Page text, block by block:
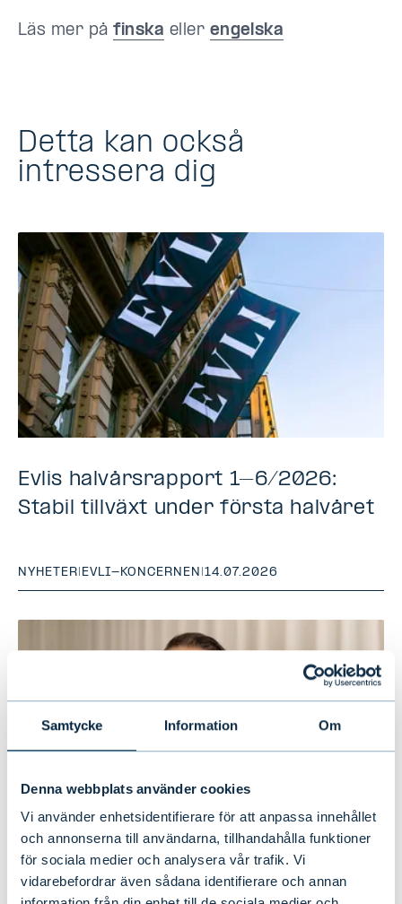
Samtycke Information Om
Denna webbplats använder cookies
Vi använder enhetsidentifierare för att anpassa innehållet
och annonserna till användarna, tillhandahålla funktioner
för sociala medier och analysera vår trafik. Vi
vidarebefordrar även sådana identifierare och annan
Läs mer påfinska eller engelska
Detta kan också
intressera dig
Evlis halvårsrapport 1–6/2026:
Stabil tillväxt under första halvåret
NYHETER| EVLI-KONCERNEN |14.07.2026
Evli rekryterar Director of Sales
Development i Sverige